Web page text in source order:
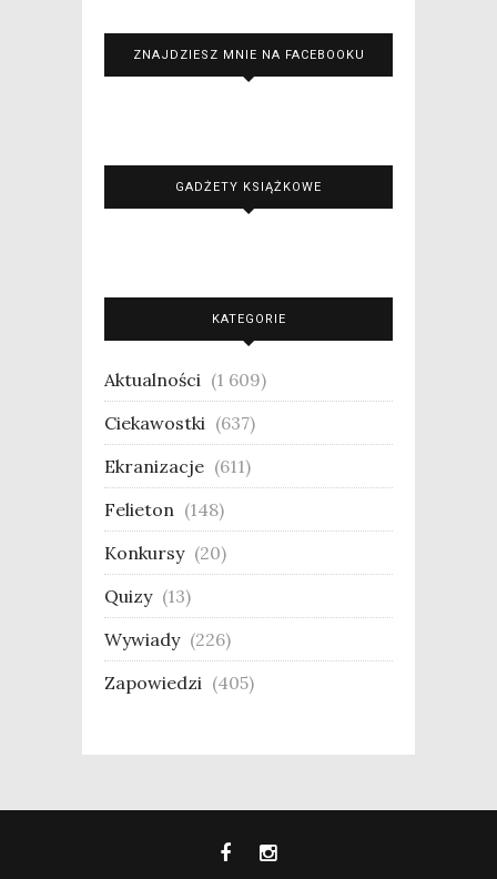
ZNAJDZIESZ MNIE NA FACEBOOKU
GADŻETY KSIĄŻKOWE
KATEGORIE
Aktualności (1 609)
Ciekawostki (637)
Ekranizacje (611)
Felieton (148)
Konkursy (20)
Quizy (13)
Wywiady (226)
Zapowiedzi (405)